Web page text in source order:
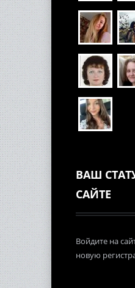
ВАШ
САЙТЕ
Войдите на
новую